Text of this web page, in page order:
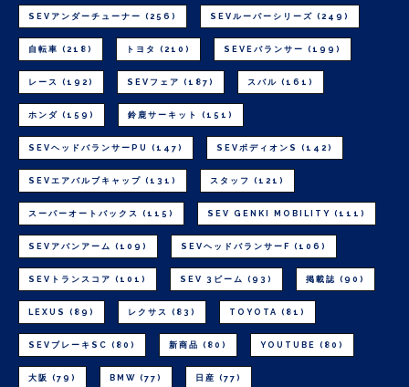
SEVアンダーチューナー (256) SEVルーパーシリーズ (249)
自転車 (218) トヨタ (210) SEVEバランサー (199)
レース (192) SEVフェア (187) スバル (161)
ホンダ (159) 鈴鹿サーキット (151)
SEVヘッドバランサーPU (147) SEVボディオンS (142)
SEVエアバルブキャップ (131) スタッフ (121)
スーパーオートバックス (115) SEV GENKI MOBILITY (111)
SEVアバンアーム (109) SEVヘッドバランサーF (106)
SEVトランスコア (101) SEV 3ビーム (93) 掲載誌 (90)
LEXUS (89) レクサス (83) TOYOTA (81)
SEVブレーキSC (80) 新商品 (80) YOUTUBE (80)
大阪 (79) BMW (77) 日産 (77)